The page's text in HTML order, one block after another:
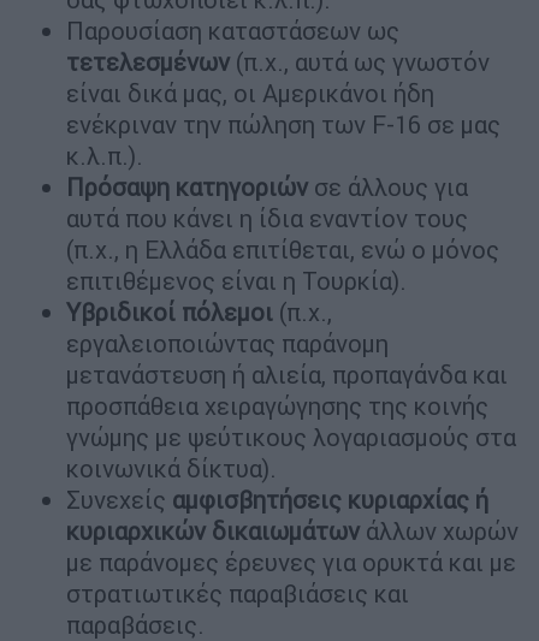
Παρουσίαση καταστάσεων ως
τετελεσμένων (π.χ., αυτά ως γνωστόν
είναι δικά μας, οι Αμερικάνοι ήδη
ενέκριναν την πώληση των F-16 σε μας
κ.λ.π.).
Πρόσαψη κατηγοριών σε άλλους για
αυτά που κάνει η ίδια εναντίον τους
(π.χ., η Ελλάδα επιτίθεται, ενώ ο μόνος
επιτιθέμενος είναι η Τουρκία).
Υβριδικοί πόλεμοι (π.χ.,
εργαλειοποιώντας παράνομη
μετανάστευση ή αλιεία, προπαγάνδα και
προσπάθεια χειραγώγησης της κοινής
γνώμης με ψεύτικους λογαριασμούς στα
κοινωνικά δίκτυα).
Συνεχείς αμφισβητήσεις κυριαρχίας ή
κυριαρχικών δικαιωμάτων άλλων χωρών
με παράνομες έρευνες για ορυκτά και με
στρατιωτικές παραβιάσεις και
παραβάσεις.